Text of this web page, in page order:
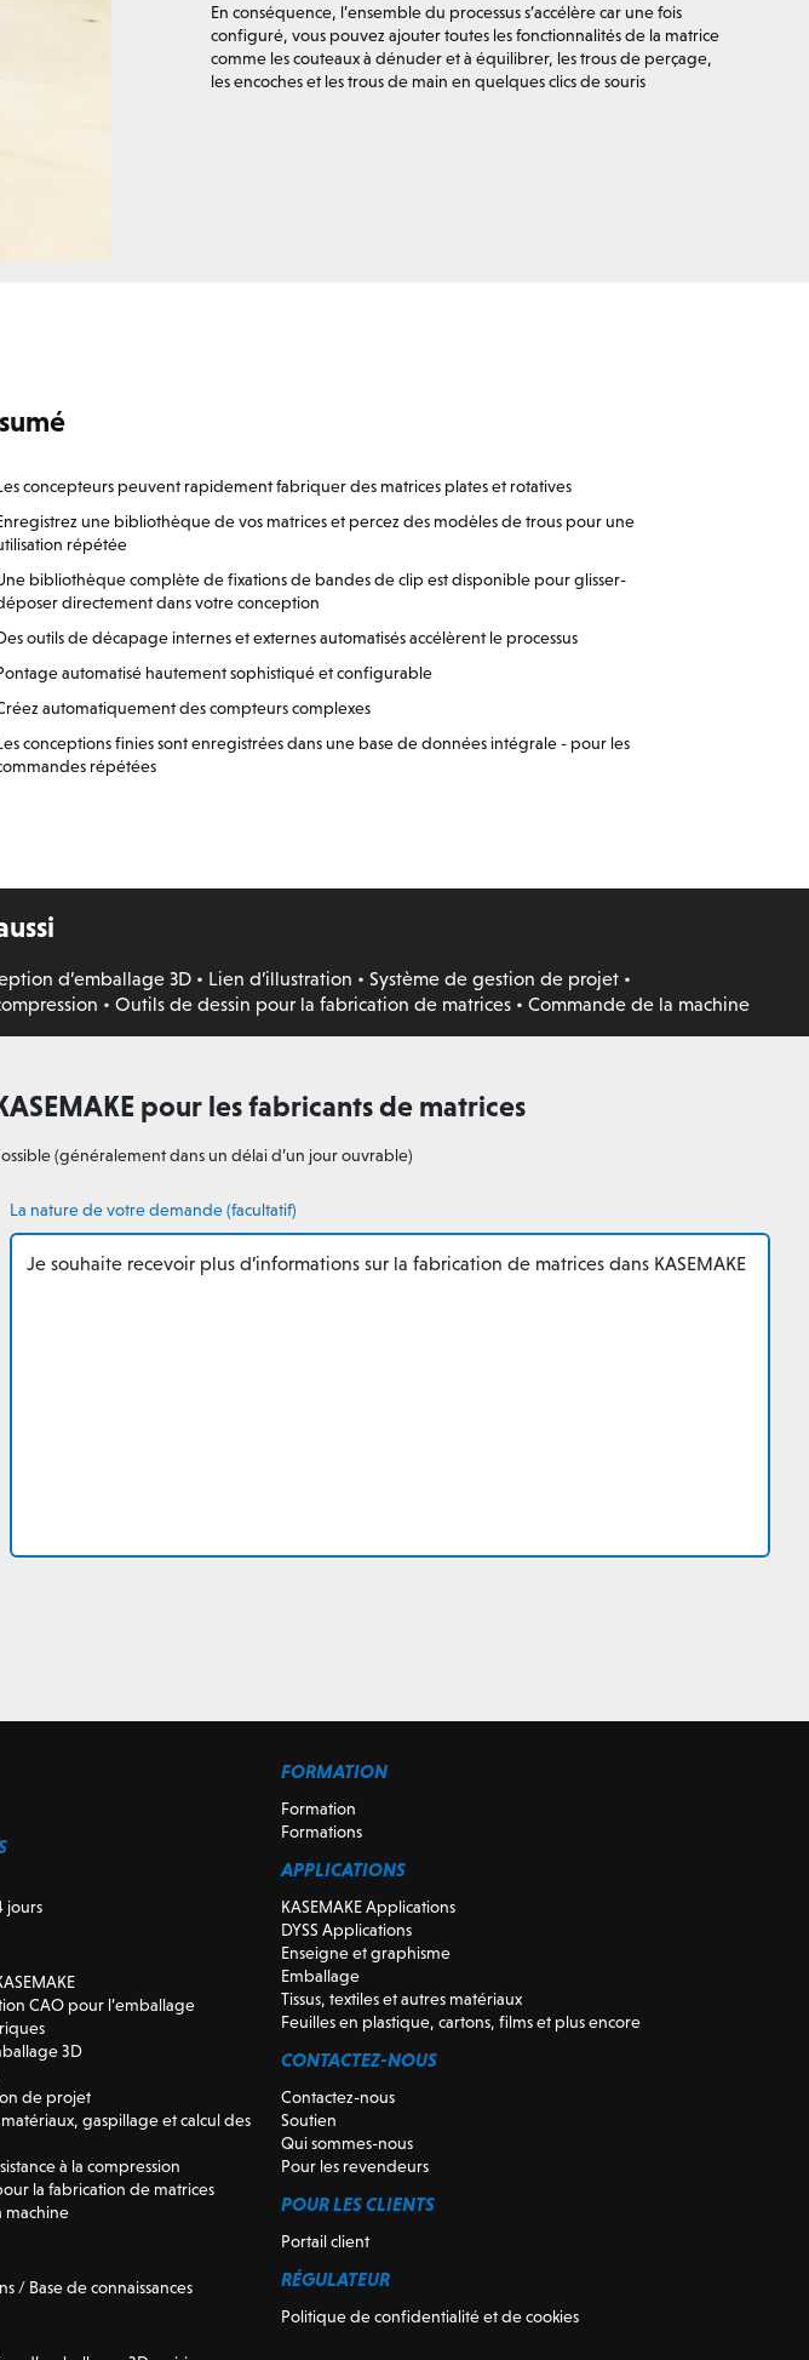
En conséquence, l’ensemble du processus s’accélère car une fois
configuré, vous pouvez ajouter toutes les fonctionnalités de la matrice
comme les couteaux à dénuder et à équilibrer, les trous de perçage,
les encoches et les trous de main en quelques clics de souris
concepteurs peuvent rapidement fabriquer des matrices plates et rotatives
une bibliothèque de vos matrices et percez des modèles de trous pour une
répétée
bibliothèque complète de fixations de bandes de clip est disponible pour glisser-
directement dans votre conception
outils de décapage internes et externes automatisés accélèrent le processus
automatisé hautement sophistiqué et configurable
automatiquement des compteurs complexes
conceptions finies sont enregistrées dans une base de données intégrale - pour les
répétées
d’emballage 3D • Lien d’illustration • Système de gestion de projet •
• Outils de dessin pour la fabrication de matrices • Commande de la machine
pour les fabricants de matrices
(généralement dans un délai d’un jour ouvrable)
La nature de votre demande (facultatif)
jours
CAO pour l’emballage
3D
de projet
gaspillage et calcul des
à la compression
la fabrication de matrices
machine
/ Base de connaissances
FORMATION
Formation
Formations
APPLICATIONS
KASEMAKE Applications
DYSS Applications
Enseigne et graphisme
Emballage
Tissus, textiles et autres matériaux
Feuilles en plastique, cartons, films et plus encore
CONTACTEZ-NOUS
Contactez-nous
Soutien
Qui sommes-nous
Pour les revendeurs
POUR LES CLIENTS
Portail client
RÉGULATEUR
Politique de confidentialité et de cookies